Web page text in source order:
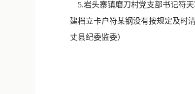
5.岩头寨镇磨刀村党支部书记符
建档立卡户符某钢没有按规定及时
丈县纪委监委）